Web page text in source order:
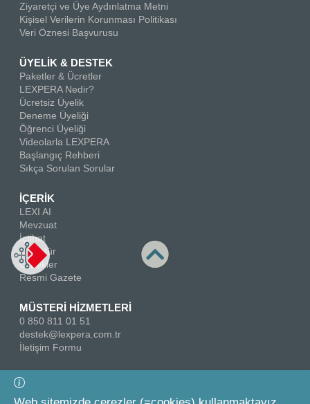
Ziyaretçi ve Üye Aydınlatma Metni
Kişisel Verilerin Korunması Politikası
Veri Öznesi Başvurusu
ÜYELİK & DESTEK
Paketler & Ücretler
LEXPERA Nedir?
Ücretsiz Üyelik
Deneme Üyeliği
Öğrenci Üyeliği
Videolarla LEXPERA
Başlangıç Rehberi
Sıkça Sorulan Sorular
İÇERİK
LEXI AI
Mevzuat
İçtihat
Literatür
Örnekler
Resmi Gazete
MÜSTERİ HİZMETLERİ
0 850 811 01 51
destek@lexpera.com.tr
İletişim Formu
Bizi Takip Edin